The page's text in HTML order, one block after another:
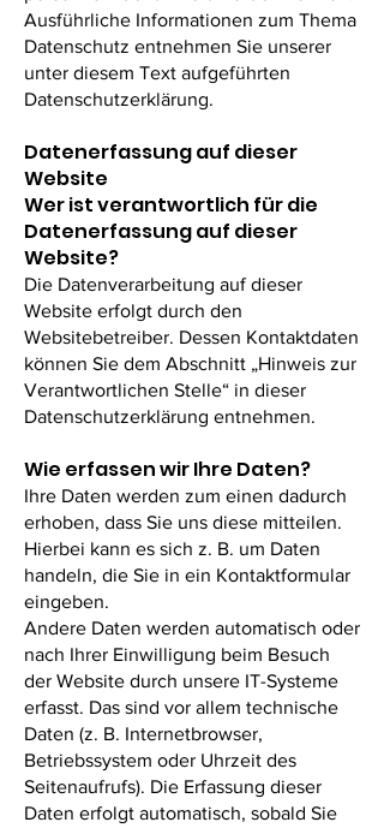
Ausführliche Informationen zum Thema
Datenschutz entnehmen Sie unserer
unter diesem Text aufgeführten
Datenschutzerklärung.
Datenerfassung auf dieser
Website
Wer ist verantwortlich für die
Datenerfassung auf dieser
Website?
Die Datenverarbeitung auf dieser
Website erfolgt durch den
Websitebetreiber. Dessen Kontaktdaten
können Sie dem Abschnitt „Hinweis zur
Verantwortlichen Stelle“ in dieser
Datenschutzerklärung entnehmen.
Wie erfassen wir Ihre Daten?
Ihre Daten werden zum einen dadurch
erhoben, dass Sie uns diese mitteilen.
Hierbei kann es sich z. B. um Daten
handeln, die Sie in ein Kontaktformular
eingeben.
Andere Daten werden automatisch oder
nach Ihrer Einwilligung beim Besuch
der Website durch unsere IT-Systeme
erfasst. Das sind vor allem technische
Daten (z. B. Internetbrowser,
Betriebssystem oder Uhrzeit des
Seitenaufrufs). Die Erfassung dieser
Daten erfolgt automatisch, sobald Sie